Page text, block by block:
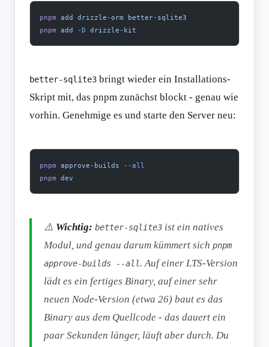
pnpm add drizzle-orm better-sqlite3
pnpm add -D drizzle-kit
better-sqlite3 bringt wieder ein Installations-
Skript mit, das pnpm zunächst blockt - genau wie
vorhin. Genehmige es und starte den Server neu:
pnpm approve-builds --all
pnpm dev
⚠️ Wichtig: better-sqlite3 ist ein natives
Modul, und genau darum kümmert sich pnpm
approve-builds --all. Auf einer LTS-Version
lädt es ein fertiges Binary, auf einer sehr
neuen Node-Version (etwa 26) baut es das
Binary aus dem Quellcode - das dauert ein
paar Sekunden länger, läuft aber durch. Du